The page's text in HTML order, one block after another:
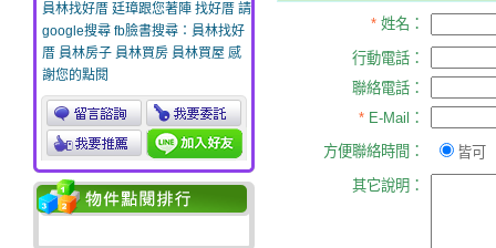
員林找好厝 廷璋跟您著陣 找好厝 請
google搜尋 fb臉書搜尋：員林找好
厝 員林房子 員林買房 員林買屋 感
謝您的點閱
* 姓名：
行動電話：
聯絡電話：
* E-Mail：
方便聯絡時間：
皆可
其它說明：